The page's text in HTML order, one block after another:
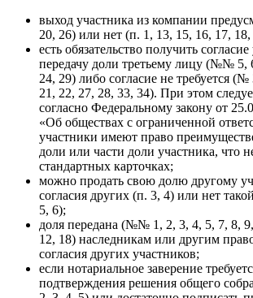
выход участника из компании
20, 26) или нет (п. 1, 13, 15, 16, 17, 18,
есть обязательство получить
передачу доли третьему лицу (№№ 5,
24, 29) либо согласие не требуется
21, 22, 27, 28, 33, 34). При этом
согласно Федеральному закону от
«Об обществах с ограниченной
участники имеют право
доли или части доли участника, что
стандартных карточках;
можно продать свою долю другому
согласия других (п. 3, 4) или нет
5, 6);
доля передана (№№ 1, 2, 3, 4, 5, 7, 8,
12, 18) наследникам или другим
согласия других участников;
если нотариальное заверение
подтверждения решения общего